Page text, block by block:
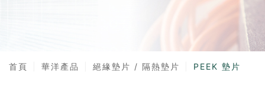
首頁 華洋產品 絕緣墊片 / 隔熱墊片 PEEK 墊片